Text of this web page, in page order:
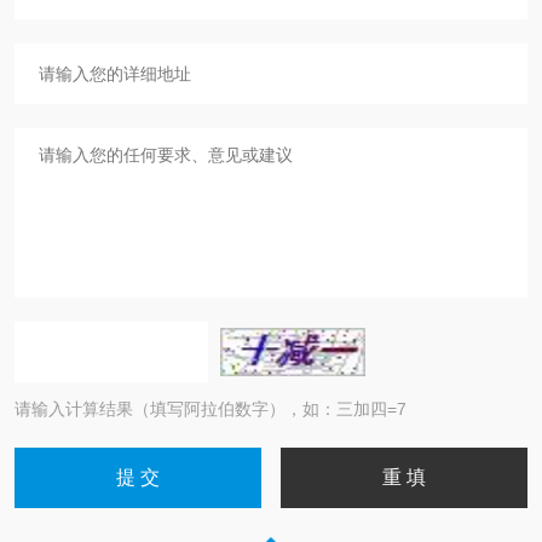
请输入计算结果（填写阿拉伯数字），如：三加四=7